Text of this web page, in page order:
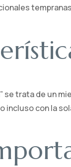
se trata de un
con la